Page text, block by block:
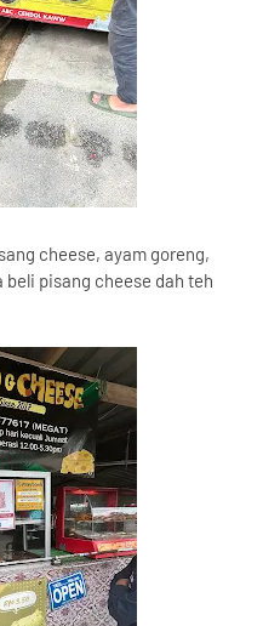
cheese, ayam goreng,
pisang cheese dah teh